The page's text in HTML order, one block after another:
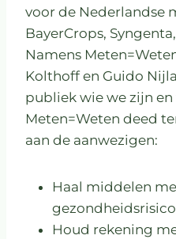
voor de Nederlandse
BayerCrops,
Namens
Kolthoff en Guido
publiek wie we zijn
Meten=Weten deed
aan de aanwezigen:
Haal middelen
Houd rekening